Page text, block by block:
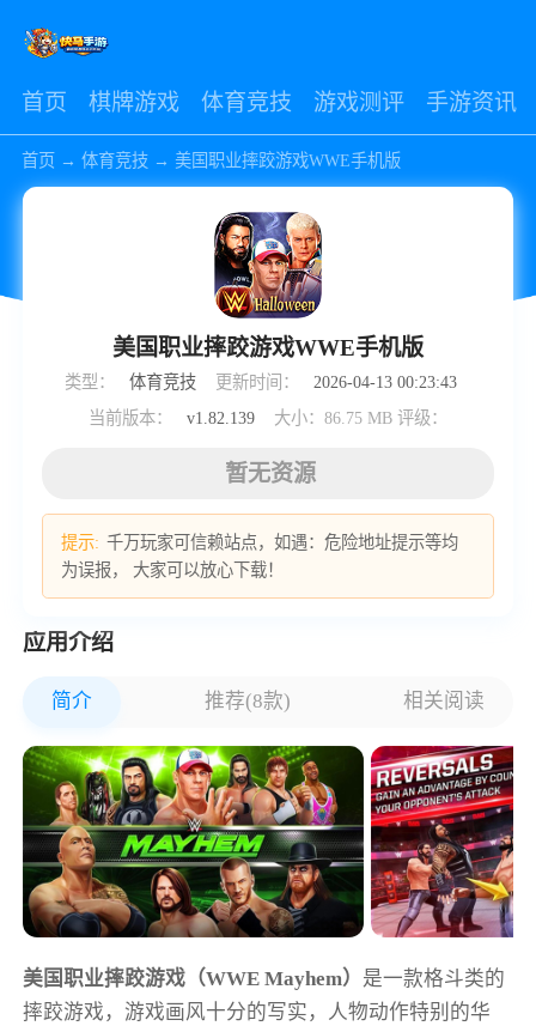
首页 棋牌游戏 体育竞技 游戏测评 手游资讯
首页 → 体育竞技→ 美国职业摔跤游戏WWE手机版
美国职业摔跤游戏WWE手机版
类型： 体育竞技 更新时间：
2026-04-13 00:23:43
当前版本：
v1.82.139 大小：86.75 MB 评级：
暂无资源
提示: 千万玩家可信赖站点，如遇：危险地址提示等均
为误报， 大家可以放心下载！
应用介绍
简介 推荐(8款) 相关阅读
美国职业摔跤游戏（WWE Mayhem） 是一款格斗类的
摔跤游戏，游戏画风十分的写实，人物动作特别的华